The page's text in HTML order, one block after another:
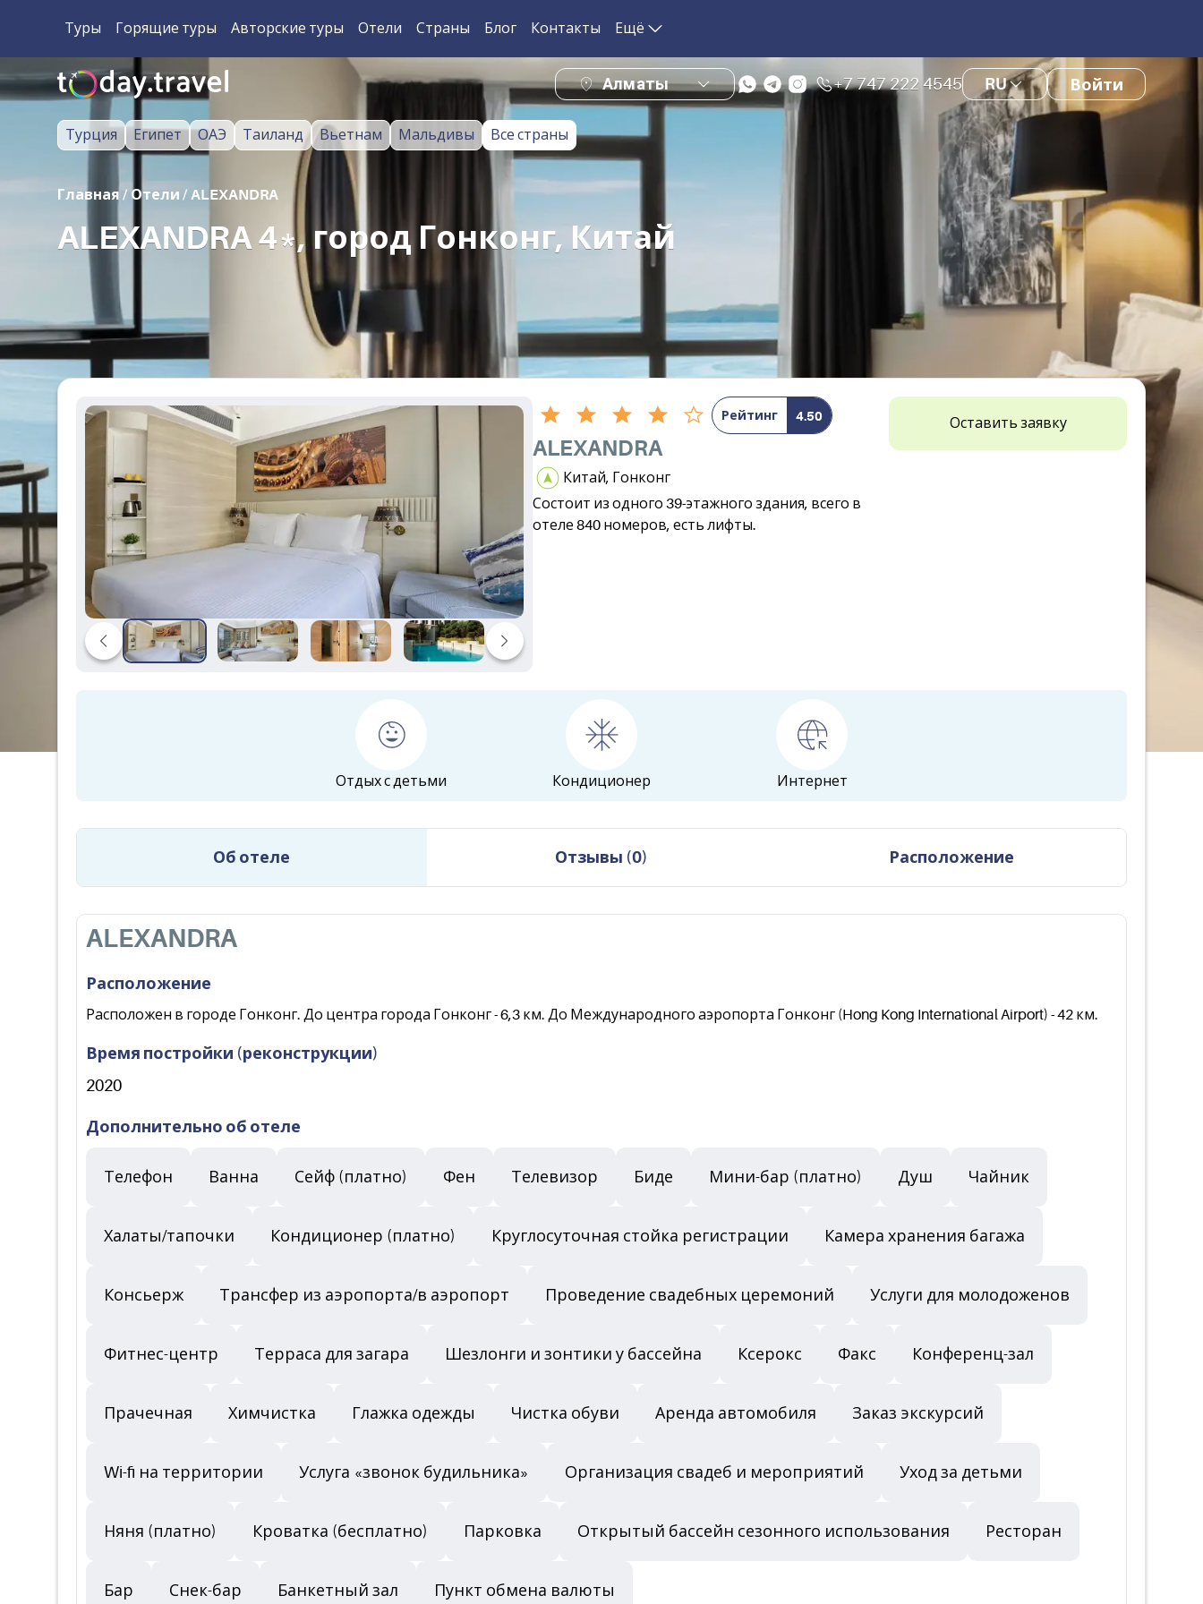
Туры Горящие туры Авторские туры Отели Страны Блог Контакты Ещё
Алматы +7 747 222 4545 RU Войти
Турция Египет ОАЭ Таиланд Вьетнам Мальдивы Все страны
Главная / Отели / ALEXANDRA
ALEXANDRA 4*, город Гонконг, Китай
Рейтинг 4.50
ALEXANDRA
Китай, Гонконг
Состоит из одного 39-этажного здания, всего в
отеле 840 номеров, есть лифты.
Оставить заявку
Отдых с детьми Кондиционер Интернет
Об отеле Отзывы (0) Расположение
ALEXANDRA
Расположение
Расположен в городе Гонконг. До центра города Гонконг - 6,3 км. До Международного аэропорта Гонконг (Hong Kong International Airport) - 42 км.
Время постройки (реконструкции)
2020
Дополнительно об отеле
Телефон Ванна Сейф (платно) Фен Телевизор Биде Мини-бар (платно) Душ Чайник
Халаты/тапочки Кондиционер (платно) Круглосуточная стойка регистрации Камера хранения багажа
Консьерж Трансфер из аэропорта/в аэропорт Проведение свадебных церемоний Услуги для молодоженов
Фитнес-центр Терраса для загара Шезлонги и зонтики у бассейна Ксерокс Факс Конференц-зал
Прачечная Химчистка Глажка одежды Чистка обуви Аренда автомобиля Заказ экскурсий
Wi-fi на территории Услуга «звонок будильника» Организация свадеб и мероприятий Уход за детьми
Няня (платно) Кроватка (бесплатно) Парковка Открытый бассейн сезонного использования Ресторан
Бар Снек-бар Банкетный зал Пункт обмена валюты